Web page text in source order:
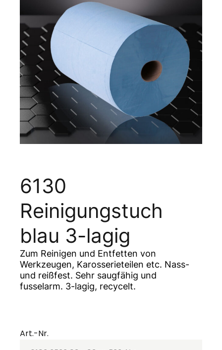
6130
Reinigungstuch
blau 3-lagig
Zum Reinigen und Entfetten von
Werkzeugen, Karosserieteilen etc. Nass-
und reißfest. Sehr saugfähig und
fusselarm. 3-lagig, recycelt.
Art.-Nr.